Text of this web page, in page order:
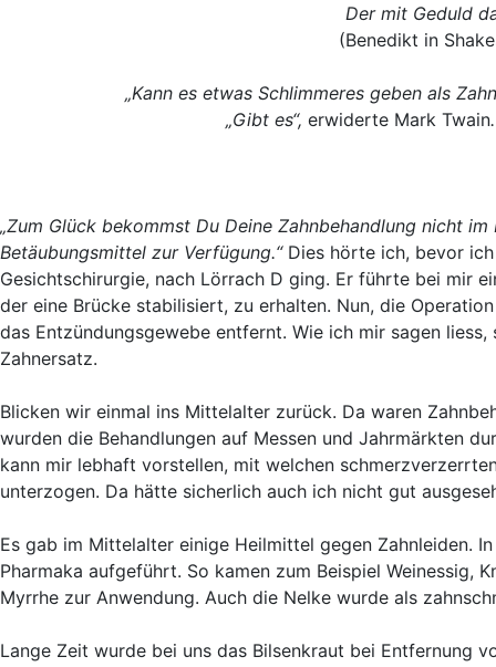
Der mit Geduld
(Benedikt in
„Kann es etwas Schlimmeres geben als
„Gibt es“, erwiderte Mark Twain
„Zum Glück bekommst Du Deine Zahnbehandlung nicht
Betäubungsmittel zur Verfügung.“ Dies hörte ich, bevor
Gesichtschirurgie, nach Lörrach D ging. Er führte bei mir
der eine Brücke stabilisiert, zu erhalten. Nun, die
das Entzündungsgewebe entfernt. Wie ich mir sagen
Zahnersatz.
Blicken wir einmal ins Mittelalter zurück. Da waren
wurden die Behandlungen auf Messen und Jahrmärkten
kann mir lebhaft vorstellen, mit welchen
unterzogen. Da hätte sicherlich auch ich nicht gut
Es gab im Mittelalter einige Heilmittel gegen Zahnleiden.
Pharmaka aufgeführt. So kamen zum Beispiel Weinessig,
Myrrhe zur Anwendung. Auch die Nelke wurde als
Lange Zeit wurde bei uns das Bilsenkraut bei Entfernung